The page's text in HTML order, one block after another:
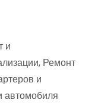
и
Ремонт
и
автомобиля